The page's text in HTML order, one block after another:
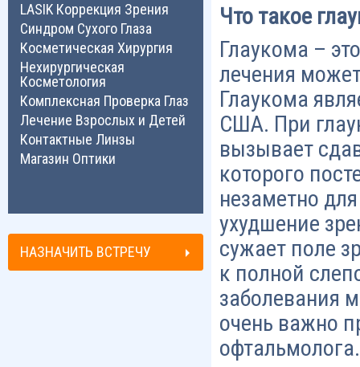
LASIK Коррекция Зрения
Синдром Сухого Глаза
Косметическая Хирургия
Нехирургическая
Косметология
Комплексная Проверка Глаз
Лечение Взрослых и Детей
Контактные Линзы
Магазин Оптики
НАЗНАЧИТЬ ВСТРЕЧУ
Что такое
Глаукома –
лечения
Глаукома
США. При
вызывает
которого
незаметно
ухудшение
сужает поле
к полной
заболевания
очень важно
офтальмолога.